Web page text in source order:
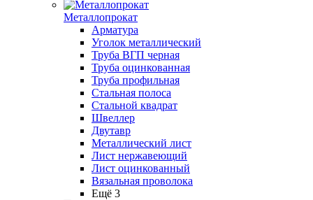
Металлопрокат
Арматура
Уголок металлический
Труба ВГП черная
Труба оцинкованная
Труба профильная
Стальная полоса
Стальной квадрат
Швеллер
Двутавр
Металлический лист
Лист нержавеющий
Лист оцинкованный
Вязальная проволока
Ещё 3